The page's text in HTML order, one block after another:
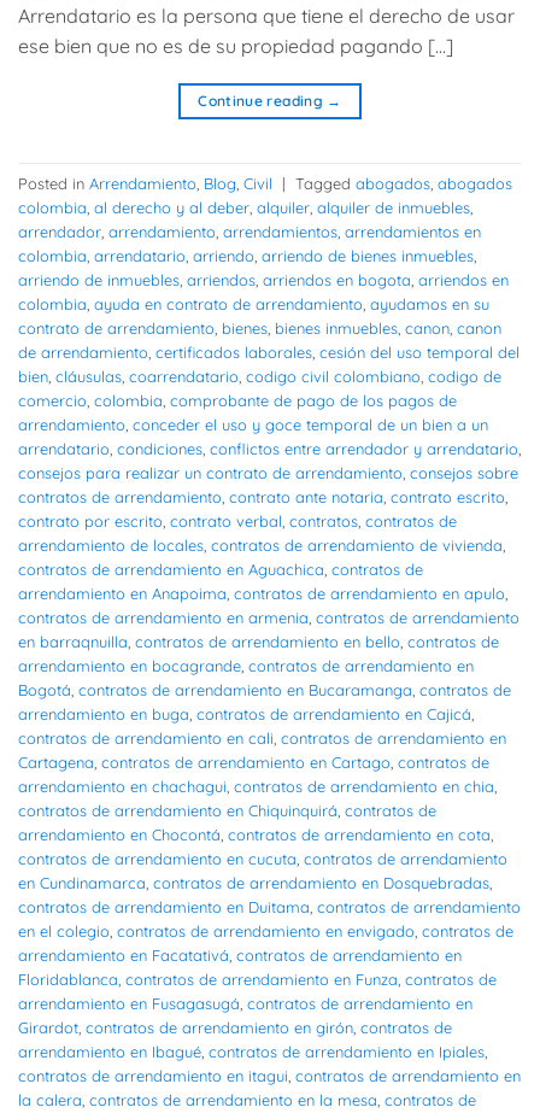
Arrendatario es la persona que tiene el derecho de usar
ese bien que no es de su propiedad pagando […]
Continue reading →
Posted in Arrendamiento, Blog, Civil | Tagged abogados, abogados
colombia, al derecho y al deber, alquiler, alquiler de inmuebles,
arrendador, arrendamiento, arrendamientos, arrendamientos en
colombia, arrendatario, arriendo, arriendo de bienes inmuebles,
arriendo de inmuebles, arriendos, arriendos en bogota, arriendos en
colombia, ayuda en contrato de arrendamiento, ayudamos en su
contrato de arrendamiento, bienes, bienes inmuebles, canon, canon
de arrendamiento, certificados laborales, cesión del uso temporal del
bien, cláusulas, coarrendatario, codigo civil colombiano, codigo de
comercio, colombia, comprobante de pago de los pagos de
arrendamiento, conceder el uso y goce temporal de un bien a un
arrendatario, condiciones, conflictos entre arrendador y arrendatario,
consejos para realizar un contrato de arrendamiento, consejos sobre
contratos de arrendamiento, contrato ante notaria, contrato escrito,
contrato por escrito, contrato verbal, contratos, contratos de
arrendamiento de locales, contratos de arrendamiento de vivienda,
contratos de arrendamiento en Aguachica, contratos de
arrendamiento en Anapoima, contratos de arrendamiento en apulo,
contratos de arrendamiento en armenia, contratos de arrendamiento
en barraqnuilla, contratos de arrendamiento en bello, contratos de
arrendamiento en bocagrande, contratos de arrendamiento en
Bogotá, contratos de arrendamiento en Bucaramanga, contratos de
arrendamiento en buga, contratos de arrendamiento en Cajicá,
contratos de arrendamiento en cali, contratos de arrendamiento en
Cartagena, contratos de arrendamiento en Cartago, contratos de
arrendamiento en chachagui, contratos de arrendamiento en chia,
contratos de arrendamiento en Chiquinquirá, contratos de
arrendamiento en Chocontá, contratos de arrendamiento en cota,
contratos de arrendamiento en cucuta, contratos de arrendamiento
en Cundinamarca, contratos de arrendamiento en Dosquebradas,
contratos de arrendamiento en Duitama, contratos de arrendamiento
en el colegio, contratos de arrendamiento en envigado, contratos de
arrendamiento en Facatativá, contratos de arrendamiento en
Floridablanca, contratos de arrendamiento en Funza, contratos de
arrendamiento en Fusagasugá, contratos de arrendamiento en
Girardot, contratos de arrendamiento en girón, contratos de
arrendamiento en Ibagué, contratos de arrendamiento en Ipiales,
contratos de arrendamiento en itagui, contratos de arrendamiento en
la calera, contratos de arrendamiento en la mesa, contratos de